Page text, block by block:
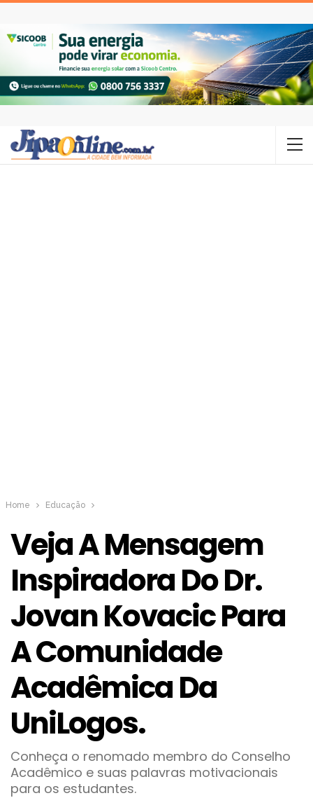
Home Educação
Veja A Mensagem
Inspiradora Do Dr.
Jovan Kovacic Para
A Comunidade
Acadêmica Da
UniLogos.
Conheça o renomado membro do Conselho
Acadêmico e suas palavras motivacionais
para os estudantes.